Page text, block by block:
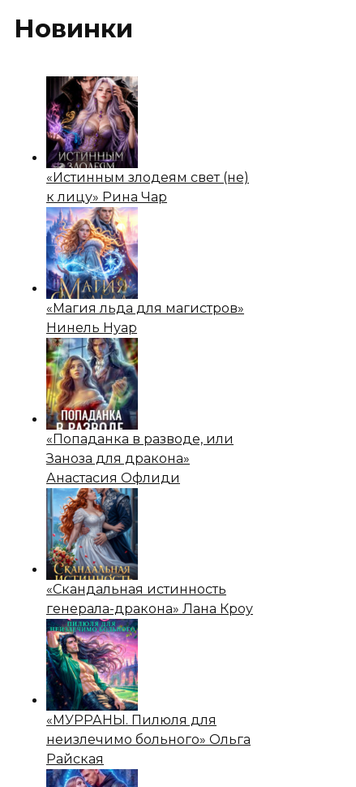
Новинки
«Истинным злодеям свет (не)
к лицу» Рина Чар
«Магия льда для магистров»
Нинель Нуар
«Попаданка в разводе, или
Заноза для дракона»
Анастасия Офлиди
«Скандальная истинность
генерала-дракона» Лана Кроу
«МУРРАНЫ. Пилюля для
неизлечимо больного» Ольга
Райская